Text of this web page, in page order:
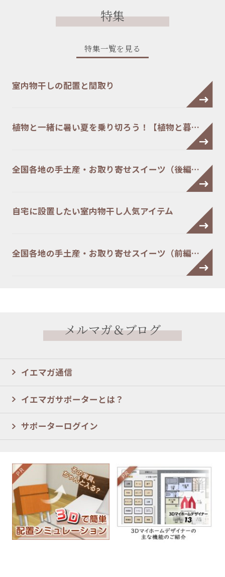
特集
特集一覧を見る
室内物干しの配置と間取り
植物と一緒に暑い夏を乗り切ろう！【植物と暮…
全国各地の手土産・お取り寄せスイーツ（後編…
自宅に設置したい室内物干し人気アイテム
全国各地の手土産・お取り寄せスイーツ（前編…
メルマガ＆ブログ
イエマガ通信
イエマガサポーターとは？
サポーターログイン